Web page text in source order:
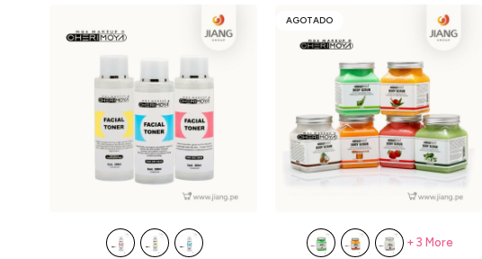
AGOTADO
+3 More